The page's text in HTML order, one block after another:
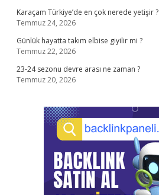
Karaçam Türkiye’de en çok nerede yetişir ?
Temmuz 24, 2026
Günlük hayatta takım elbise giyilir mi ?
Temmuz 22, 2026
23-24 sezonu devre arası ne zaman ?
Temmuz 20, 2026